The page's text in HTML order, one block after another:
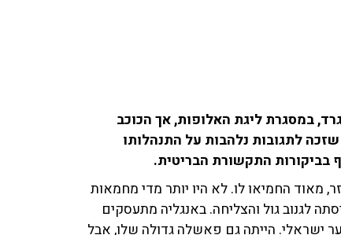
מאוד החמיאו לו. לא היו יותר מדי מחמאות
לגנוב גול והצליחה. באנגליה מתעסקים
ישראלי. הייתה גם פאשלה גדולה שלו, אבל